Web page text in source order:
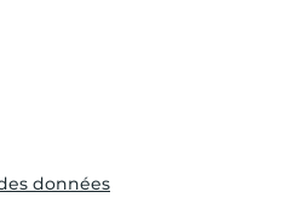
données